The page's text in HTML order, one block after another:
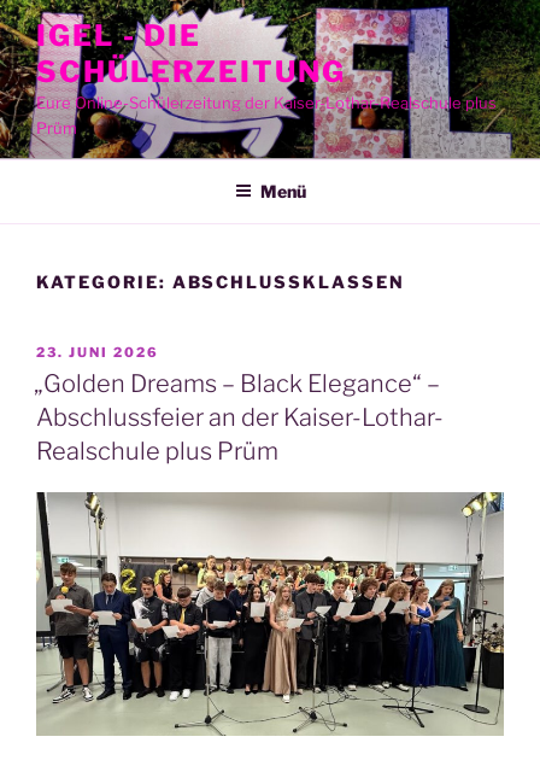
Zum
Inhalt
springen
IGEL - DIE
SCHÜLERZEITUNG
Eure Online-Schülerzeitung der Kaiser-Lothar-Realschule plus
Prüm
Menü
KATEGORIE: ABSCHLUSSKLASSEN
VERÖFFENTLICHT
AM
23. JUNI 2026
„Golden Dreams – Black Elegance“ –
Abschlussfeier an der Kaiser-Lothar-
Realschule plus Prüm